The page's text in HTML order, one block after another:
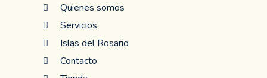
Quienes somos
Servicios
Islas del Rosario
Contacto